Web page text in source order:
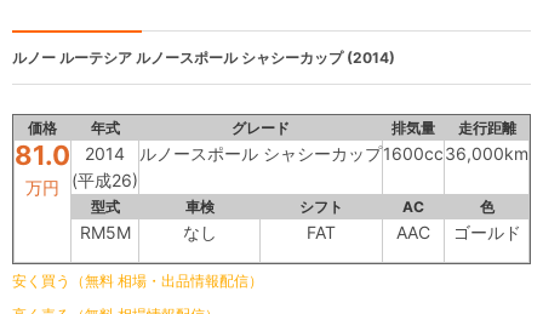
ルノー ルーテシア ルノースポール シャシーカップ (2014)
価格 年式 グレード 排気量 走行距離
81.0
万円
2014
(平成26)
ルノースポール シャシーカップ1600cc36,000km
型式 車検 シフト AC 色
RM5M なし FAT AAC ゴールド
安く買う（無料 相場・出品情報配信）